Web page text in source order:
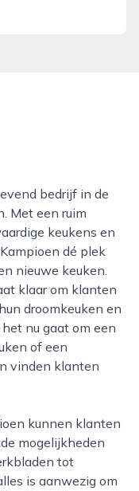
Met een ruim
keukens en
dé plek
nieuwe keuken.
klaar om klanten
droomkeuken en
nu gaat om een
of een
vinden klanten
mogelijkheden
tot
is aanwezig om